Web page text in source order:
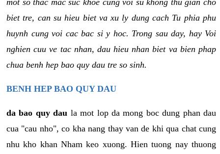
biet tre, can su hieu biet va xu ly dung cach Tu phia phu
huynh cung voi cac bac si y hoc. Trong sau day, hay Voi
nghien cuu ve tac nhan, dau hieu nhan biet va bien phap
chua benh hep bao quy dau tre so sinh.
BENH HEP BAO QUY DAU
da bao quy dau la mot lop da mong boc dung phan dau
cua "cau nho", co kha nang thay van de khi qua chat cung
nhu kho khan Nham keo xuong. Hien tuong nay thuong